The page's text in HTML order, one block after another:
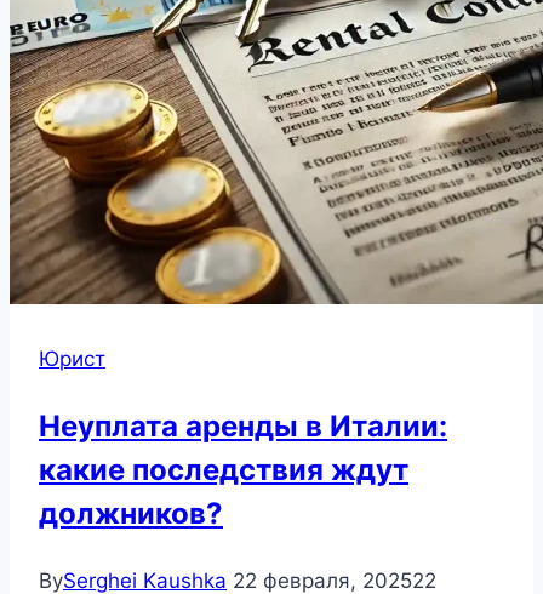
Юрист
Неуплата аренды в Италии:
какие последствия ждут
должников?
BySerghei Kaushka 22 февраля, 202522